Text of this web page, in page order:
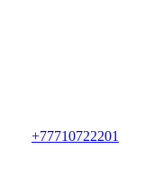
+77710722201